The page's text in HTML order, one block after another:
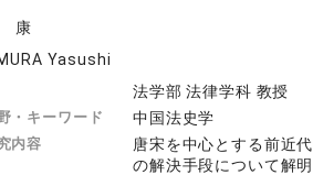
康
Yasushi
法学部 法律学科 教授
・キーワード 中国法史学
内容
唐宋を中心とする前近
の解決手段について解